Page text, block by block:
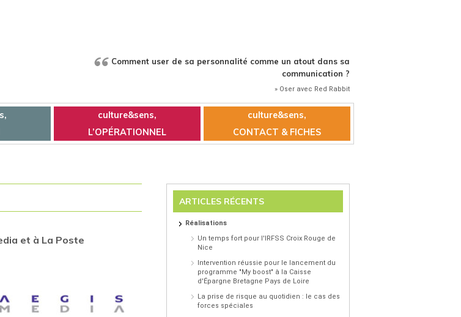
Comment user de sa personnalité comme un atout dans sa
communication ?
» Oser avec Red Rabbit
culture&sens,
L’OPÉRATIONNEL
culture&sens,
CONTACT & FICHES
et à La Poste
ARTICLES RÉCENTS
Réalisations
Un temps fort pour l'IRFSS Croix Rouge de
Nice
Intervention réussie pour le lancement du
programme "My boost" à la Caisse
d'Épargne Bretagne Pays de Loire
La prise de risque au quotidien : le cas des
forces spéciales